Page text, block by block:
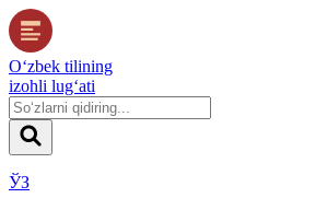
O‘zbek tilining
izohli lug‘ati
ЎЗ